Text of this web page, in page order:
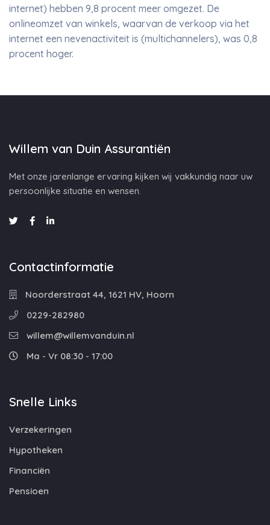
internet) hebben 9,8 procent meer omgezet. De
onlineomzet van winkels, waarvan de verkoop via het
internet een nevenactiviteit is (multichannelers), was 0,8
procent hoger.
Willem van Duin Assurantiën
Met onze jarenlange ervaring kijken wij vakkundig naar uw
persoonlijke situatie en wensen.
Contactinformatie
Noorderstraat 44, 1621 HV, Hoorn
0229-282980
willem@willemvanduin.nl
Ma - Vr 08:30 - 17:00
Snelle Links
Verzekeringen
Hypotheken
Financiën
Pensioen